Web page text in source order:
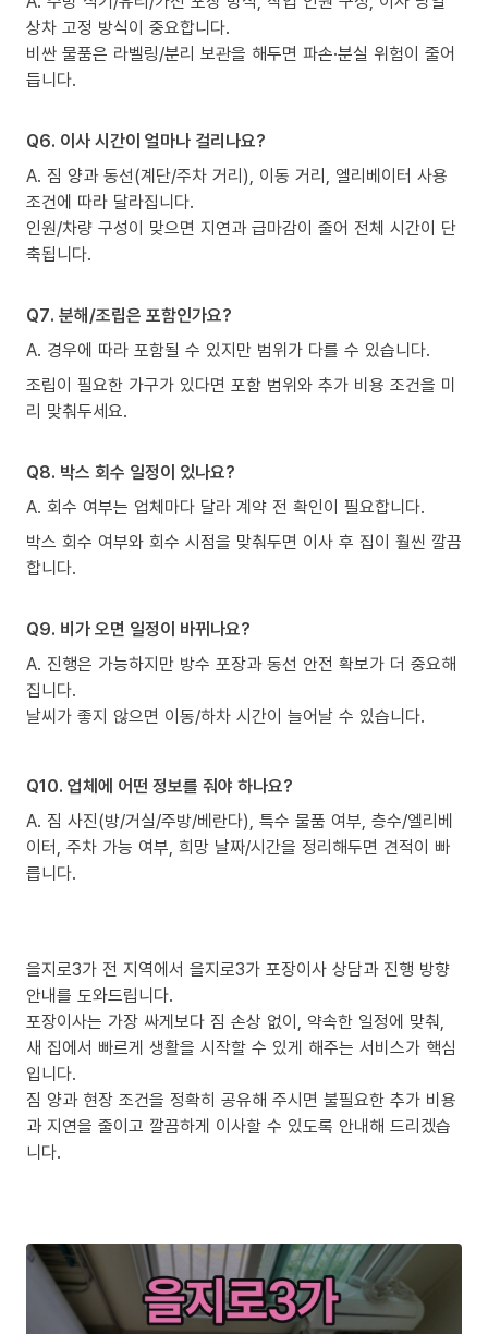
상차 고정 방식이 중요합니다.
비싼 물품은 라벨링/분리 보관을 해두면 파손·분실 위험이 줄어
듭니다.
Q6. 이사 시간이 얼마나 걸리나요?
A. 짐 양과 동선(계단/주차 거리), 이동 거리, 엘리베이터 사용
조건에 따라 달라집니다.
인원/차량 구성이 맞으면 지연과 급마감이 줄어 전체 시간이 단
축됩니다.
Q7. 분해/조립은 포함인가요?
A. 경우에 따라 포함될 수 있지만 범위가 다를 수 있습니다.
조립이 필요한 가구가 있다면 포함 범위와 추가 비용 조건을 미
리 맞춰두세요.
Q8. 박스 회수 일정이 있나요?
A. 회수 여부는 업체마다 달라 계약 전 확인이 필요합니다.
박스 회수 여부와 회수 시점을 맞춰두면 이사 후 집이 훨씬 깔끔
합니다.
Q9. 비가 오면 일정이 바뀌나요?
A. 진행은 가능하지만 방수 포장과 동선 안전 확보가 더 중요해
집니다.
날씨가 좋지 않으면 이동/하차 시간이 늘어날 수 있습니다.
Q10. 업체에 어떤 정보를 줘야 하나요?
A. 짐 사진(방/거실/주방/베란다), 특수 물품 여부, 층수/엘리베
이터, 주차 가능 여부, 희망 날짜/시간을 정리해두면 견적이 빠
릅니다.
을지로3가 전 지역에서 을지로3가 포장이사 상담과 진행 방향
안내를 도와드립니다.
포장이사는 가장 싸게보다 짐 손상 없이, 약속한 일정에 맞춰,
새 집에서 빠르게 생활을 시작할 수 있게 해주는 서비스가 핵심
입니다.
짐 양과 현장 조건을 정확히 공유해 주시면 불필요한 추가 비용
과 지연을 줄이고 깔끔하게 이사할 수 있도록 안내해 드리겠습
니다.